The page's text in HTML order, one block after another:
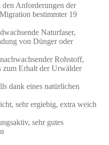
Anforderungen der
bestimmter 19
Naturfaser,
von Dünger oder
Rohstoff,
zum Erhalt der Urwälder
dank eines natürlichen
sehr ergiebig, extra weich
sehr gutes